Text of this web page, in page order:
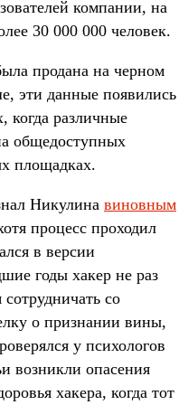
компании, на
30 000 000 человек.
продана на черном
эти данные появились
когда различные
общедоступных
площадках.
Никулина виновным
процесс проходил
в версии
годы хакер не раз
со
о признании вины,
у психологов
возникли опасения
хакера, когда тот